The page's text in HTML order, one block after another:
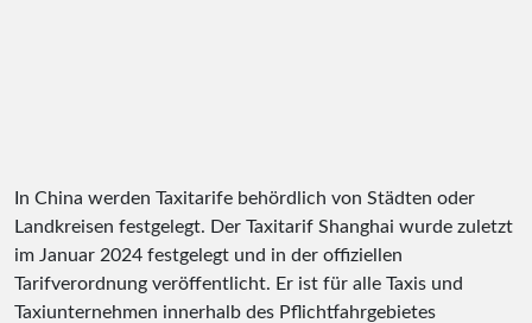
In China werden Taxitarife behördlich von Städten oder
Landkreisen festgelegt. Der Taxitarif Shanghai wurde zuletzt
im Januar 2024 festgelegt und in der offiziellen
Tarifverordnung veröffentlicht. Er ist für alle Taxis und
Taxiunternehmen innerhalb des Pflichtfahrgebietes